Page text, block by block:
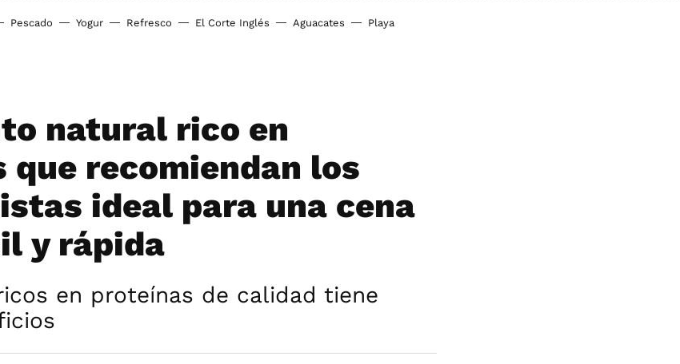
Pescado Yogur Refresco El Corte Inglés Aguacates Playa
natural rico en
que recomiendan los
ideal para una cena
y rápida
en proteínas de calidad tiene